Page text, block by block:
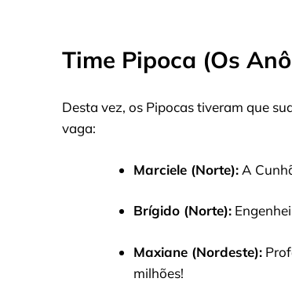
Time Pipoca (Os
Desta vez, os Pipocas tiveram que
vaga:
Marciele (Norte): A
Brígido (Norte):
Maxiane (Nordeste):
milhões!